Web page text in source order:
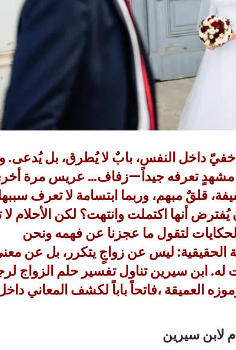
ا
خفيّ داخل النفس، بابٌ لا يُطرق، بل
مشهدٍ تعرفه جيداً—زفاف… عريس مرة
قلقٌ مبهم، وربما ابتسامة لا تعرف
أنها اكتملت وانتهت؟ لكن الأحلام
لتقول ما عجزنا عن فهمه ونحن
الحقيقية: ليس عن زواجٍ يتكرر، بل عن
ابن سيرين تناول تفسير حلم الزواج
العميقة ،فاتحاً باباً لكشف المعاني داخل
لابن سيرين